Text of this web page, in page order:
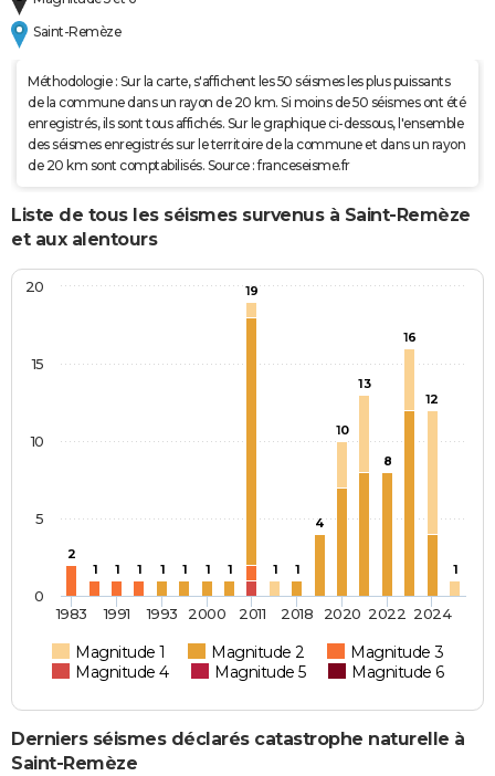
Saint-Remèze
Méthodologie : Sur la carte, s'affichent les 50 séismes les plus puissants
de la commune dans un rayon de 20 km. Si moins de 50 séismes ont été
enregistrés, ils sont tous affichés. Sur le graphique ci-dessous, l'ensemble
des séismes enregistrés sur le territoire de la commune et dans un rayon
de 20 km sont comptabilisés. Source : franceseisme.fr
Liste de tous les séismes survenus à Saint-Remèze
et aux alentours
2
1
1 1 1 1 1 1
19
1 1
4
10
13
8
16
12
1
Magnitude 1 Magnitude 2
Magnitude 3
Magnitude 4
Magnitude 5 Magnitude 6
1983 1991 1993 2000 2011 2018 2020 2022 2024
0
5
10
15
20
Derniers séismes déclarés catastrophe naturelle à
Saint-Remèze